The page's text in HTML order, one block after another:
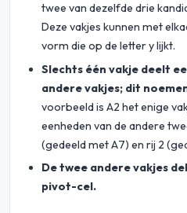
twee van dezelfde drie
Deze vakjes kunnen met
vorm die op de letter y lijkt.
Slechts één vakje deelt
andere vakjes; dit
voorbeeld is A2 het enige
eenheden van de andere
(gedeeld met A7) en rij 2
De twee andere vakjes
pivot-cel.